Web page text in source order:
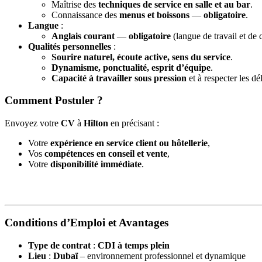
Maîtrise des techniques de service en salle et au bar.
Connaissance des menus et boissons — obligatoire.
Langue :
Anglais courant — obligatoire (langue de travail et de
Qualités personnelles :
Sourire naturel, écoute active, sens du service.
Dynamisme, ponctualité, esprit d’équipe.
Capacité à travailler sous pression et à respecter les
Comment Postuler ?
Envoyez votre CV à Hilton en précisant :
Votre expérience en service client ou hôtellerie,
Vos compétences en conseil et vente,
Votre disponibilité immédiate.
Conditions d’Emploi et Avantages
Type de contrat : CDI à temps plein
Lieu : Dubaï– environnement professionnel et dynamique